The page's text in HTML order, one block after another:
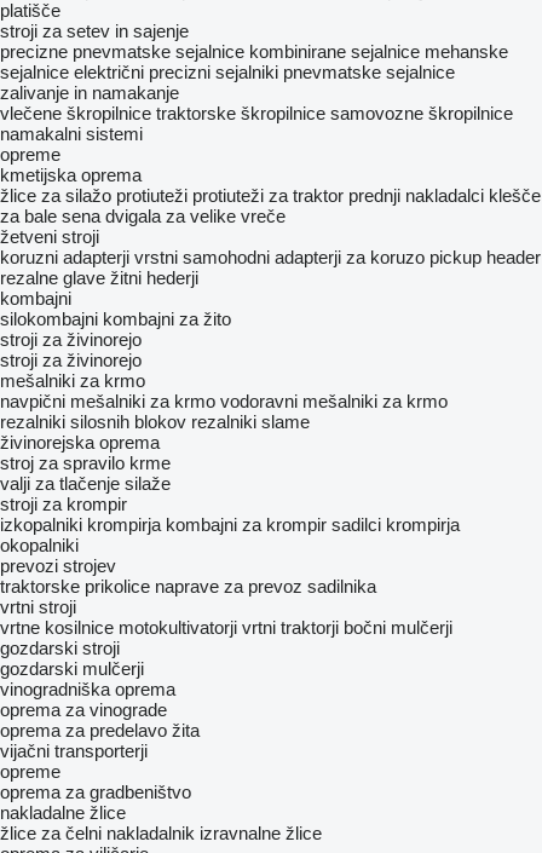
platišče
stroji za setev in sajenje
precizne pnevmatske sejalnice kombinirane sejalnice mehanske
sejalnice električni precizni sejalniki pnevmatske sejalnice
zalivanje in namakanje
vlečene škropilnice traktorske škropilnice samovozne škropilnice
namakalni sistemi
opreme
kmetijska oprema
žlice za silažo protiuteži protiuteži za traktor prednji nakladalci klešče
za bale sena dvigala za velike vreče
žetveni stroji
koruzni adapterji vrstni samohodni adapterji za koruzo pickup header
rezalne glave žitni hederji
kombajni
silokombajni kombajni za žito
stroji za živinorejo
stroji za živinorejo
mešalniki za krmo
navpični mešalniki za krmo vodoravni mešalniki za krmo
rezalniki silosnih blokov rezalniki slame
živinorejska oprema
stroj za spravilo krme
valji za tlačenje silaže
stroji za krompir
izkopalniki krompirja kombajni za krompir sadilci krompirja
okopalniki
prevozi strojev
traktorske prikolice naprave za prevoz sadilnika
vrtni stroji
vrtne kosilnice motokultivatorji vrtni traktorji bočni mulčerji
gozdarski stroji
gozdarski mulčerji
vinogradniška oprema
oprema za vinograde
oprema za predelavo žita
vijačni transporterji
opreme
oprema za gradbeništvo
nakladalne žlice
žlice za čelni nakladalnik izravnalne žlice